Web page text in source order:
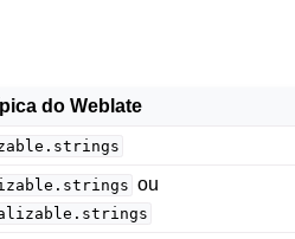
do Weblate
ou